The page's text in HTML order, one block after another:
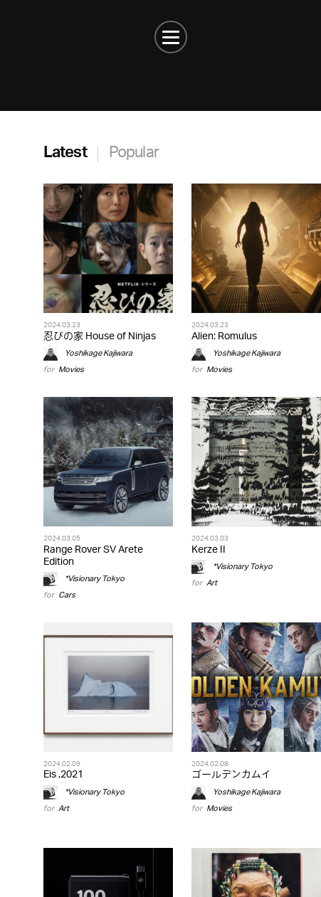
Latest Popular
2024.03.23
忍びの家 House of Ninjas
Yoshikage Kajiwara
for Movies
2024.03.23
Alien: Romulus
Yoshikage Kajiwara
for Movies
2024.03.05
Range Rover SV Arete
Edition
*Visionary Tokyo
for Cars
2024.03.03
Kerze II
*Visionary Tokyo
for Art
2024.02.09
Eis ,2021
*Visionary Tokyo
for Art
2024.02.08
ゴールデンカムイ
Yoshikage Kajiwara
for Movies